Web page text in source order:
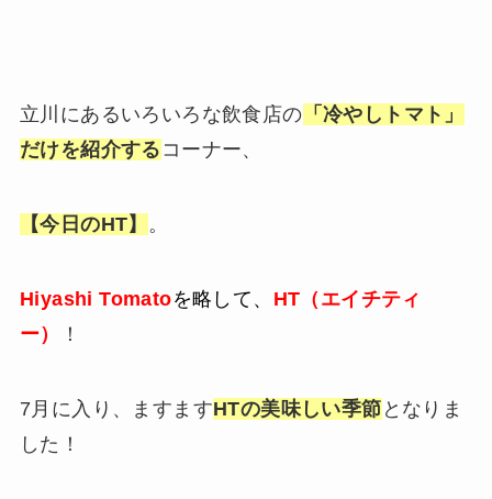
立川にあるいろいろな飲食店の 「冷やしトマト」
だけを紹介する コーナー、
【今日のHT】 。
Hiyashi Tomatoを略して、 HT（エイチティ
ー）
！
7月に入り、ますますHTの美味しい季節 となりま
した！